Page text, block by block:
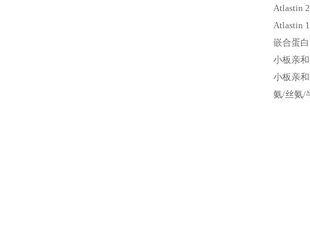
Atlastin
Atlastin
嵌合蛋
小板亲
小板亲
氨/丝氨/